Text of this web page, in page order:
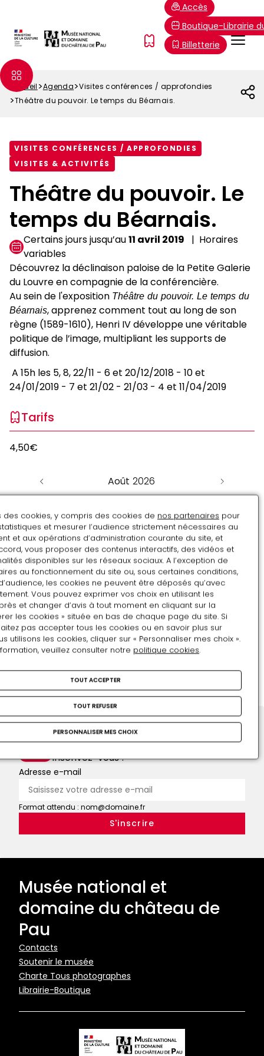
contenu
principal
Menu
FR
Accès
Boutique-Librairie
Billetterie
Fil
Accueil Agenda
Visites conférences / approfondies
Théâtre du pouvoir. Le temps du Béarnais.
VISITES CONFÉRENCES / APPROFONDIES
VISITES & ACTIVITÉS
Théâtre du pouvoir. Le
temps du Béarnais.
Certains jours jusqu’au11 avril 2019
Horaires
variables
Découvrez la déclinaison paloise de la Petite Galerie
du Louvre en compagnie de la conférencière.
Au sein de l'exposition Théâtre du pouvoir. Le temps du
Béarnais, apprenez comment tout au long de son
règne (1589-1610), Henri IV développe une véritable
politique de l’image, multipliant les supports de
diffusion.
A 15h les 5, 8, 22/11 - 6 et 20/12/2018 - 10 et
24/01/2019 - 7 et 21/02 - 21/03 - 4 et 11/04/2019
Tarifs
4,50€
Août
27 28 29 30 31 1 2
3 4 5 6 7 8 9
10 11 12 13 14 15 16
17 18 19 20 21 22 23
24 25 26 27 28 29 30
31 1 2 3 4 5 6
Mots-clés :
POUVOIR
Restons en contact
Inscrivez-vous !
Adresse e-mail
Format attendu : nom@domaine.fr
Musée national et
domaine du château de
Pau
Pied
de
page
Contacts
Soutenir le musée
Charte Tous photographes
Librairie-Boutique
des cookies, y compris des cookies de nos partenaires pour
et mesurer l’audience strictement nécessaires au
et aux opérations d’administration courante du site, et
vous proposer des contenus interactifs, des vidéos et
disponibles sur les réseaux sociaux. A l’exception de
au fonctionnement du site ou, sous certaines conditions,
les cookies ne peuvent être déposés qu’avec
Vous pouvez exprimer vos choix en utilisant les
et changer d’avis à tout moment en cliquant sur la
les cookies » située en bas de chaque page du site. Si
pas accepter tous les cookies ou en savoir plus sur
utilisons les cookies, cliquer sur « Personnaliser mes choix ».
veuillez consulter notre politique cookies.
TOUT ACCEPTER
TOUT REFUSER
PERSONNALISER MES CHOIX